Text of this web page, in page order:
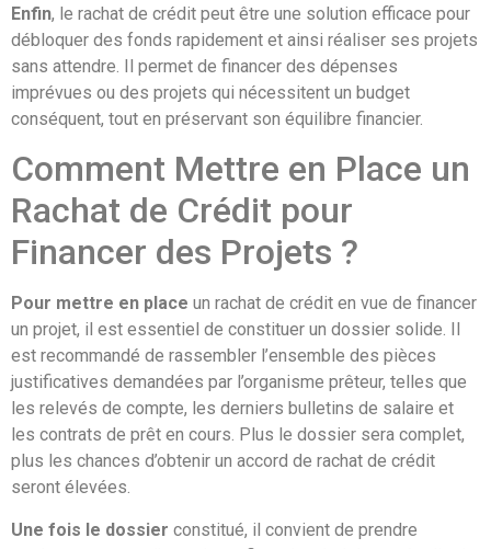
Enfin, le rachat de crédit peut être une solution efficace pour
débloquer des fonds rapidement et ainsi réaliser ses projets
sans attendre. Il permet de financer des dépenses
imprévues ou des projets qui nécessitent un budget
conséquent, tout en préservant son équilibre financier.
Comment Mettre en Place un
Rachat de Crédit pour
Financer des Projets ?
Pour mettre en place un rachat de crédit en vue de financer
un projet, il est essentiel de constituer un dossier solide. Il
est recommandé de rassembler l’ensemble des pièces
justificatives demandées par l’organisme prêteur, telles que
les relevés de compte, les derniers bulletins de salaire et
les contrats de prêt en cours. Plus le dossier sera complet,
plus les chances d’obtenir un accord de rachat de crédit
seront élevées.
Une fois le dossier constitué, il convient de prendre